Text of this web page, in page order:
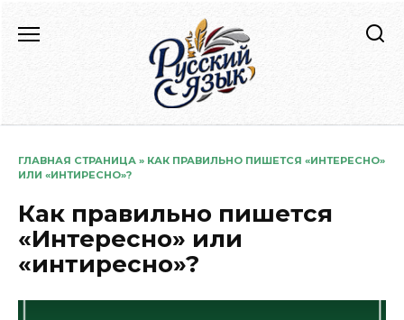
содержанию
ГЛАВНАЯ СТРАНИЦА » КАК ПРАВИЛЬНО ПИШЕТСЯ «ИНТЕРЕСНО»
ИЛИ «ИНТИРЕСНО»?
Как правильно пишется
«Интересно» или
«интиресно»?